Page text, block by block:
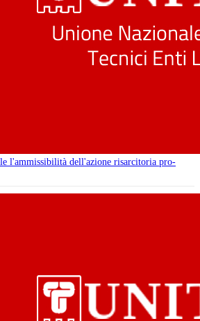
l'ammissibilità dell'azione risarcitoria pro-